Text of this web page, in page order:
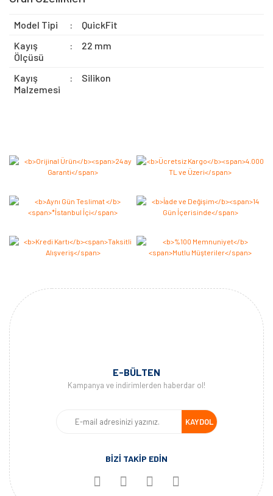
Model Tipi :
QuickFit
Kayış
Ölçüsü
: 22 mm
Kayış
Malzemesi
: Silikon
E-BÜLTEN
Kampanya ve indirimlerden haberdar ol!
KAYDOL
BİZİ TAKİP EDİN